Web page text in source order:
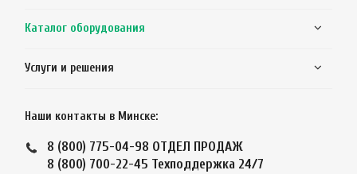
Каталог оборудования
Услуги и решения
Наши контакты в Минске:
8 (800) 775-04-98 ОТДЕЛ ПРОДАЖ
8 (800) 700-22-45 Техподдержка 24/7